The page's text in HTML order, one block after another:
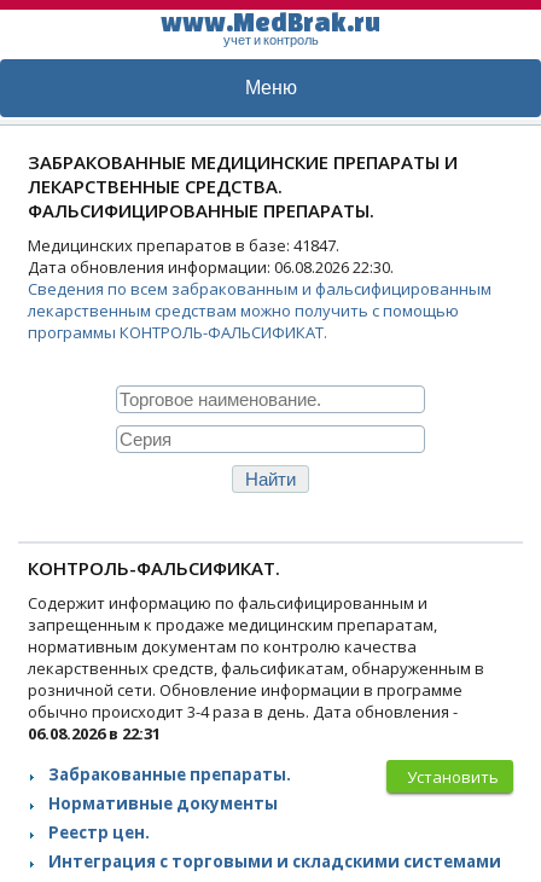
www.MedBrak.ru
учет и контроль
Меню
ЗАБРАКОВАННЫЕ МЕДИЦИНСКИЕ ПРЕПАРАТЫ И
ЛЕКАРСТВЕННЫЕ СРЕДСТВА.
ФАЛЬСИФИЦИРОВАННЫЕ ПРЕПАРАТЫ.
Медицинских препаратов в базе: 41847.
Дата обновления информации: 06.08.2026 22:30.
Сведения по всем забракованным и фальсифицированным
лекарственным средствам можно получить с помощью
программы КОНТРОЛЬ-ФАЛЬСИФИКАТ.
КОНТРОЛЬ-ФАЛЬСИФИКАТ.
Содержит информацию по фальсифицированным и
запрещенным к продаже медицинским препаратам,
нормативным документам по контролю качества
лекарственных средств, фальсификатам, обнаруженным в
розничной сети. Обновление информации в программе
обычно происходит 3-4 раза в день. Дата обновления -
06.08.2026 в 22:31
Установить
Забракованные препараты.
Нормативные документы
Реестр цен.
Интеграция с торговыми и складскими системами